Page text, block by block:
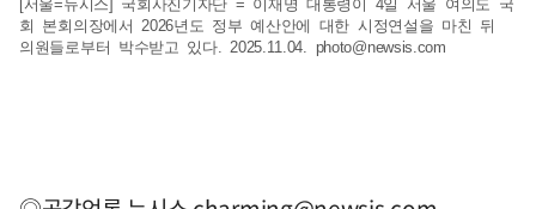
[서울=뉴시스] 국회사진기자단 = 이재명 대통령이 4일 서울 여의도 국
회 본회의장에서 2026년도 정부 예산안에 대한 시정연설을 마친 뒤
의원들로부터 박수받고 있다. 2025.11.04. photo@newsis.com